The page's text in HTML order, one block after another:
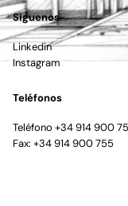
Siguenos
Linkedin
Instagram
Teléfonos
Teléfono +34 914 900
Fax: +34 914 900 755